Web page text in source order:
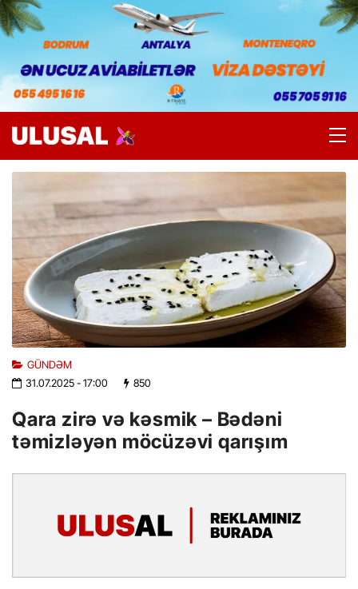
GÜNDƏM
31.07.2025- 17:00 850
Qara zirə və kəsmik – Bədəni
təmizləyən möcüzəvi qarışım